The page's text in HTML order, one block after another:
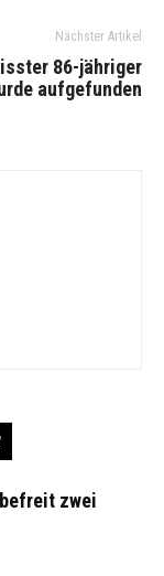
Nächster Artikel
86-jähriger
aufgefunden
zwei